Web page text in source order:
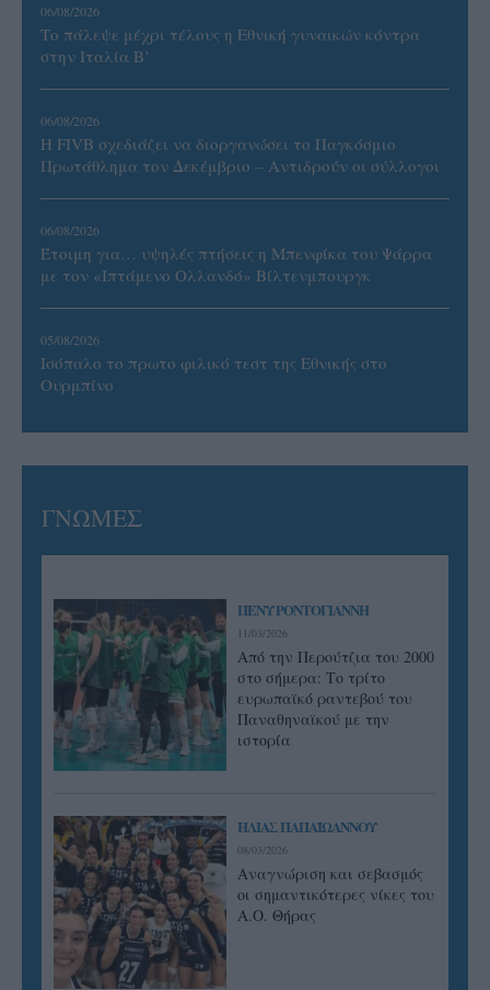
06/08/2026
Το πάλεψε μέχρι τέλους η Εθνική γυναικών κόντρα
στην Ιταλία Β’
06/08/2026
Η FIVB σχεδιάζει να διοργανώσει το Παγκόσμιο
Πρωτάθλημα τον Δεκέμβριο – Αντιδρούν οι σύλλογοι
06/08/2026
Έτοιμη για… υψηλές πτήσεις η Μπενφίκα του Ψάρρα
με τον «Ιπτάμενο Ολλανδό» Βίλτενμπουργκ
05/08/2026
Ισόπαλο το πρωτο φιλικό τεστ της Εθνικής στο
Ουρμπίνο
ΓΝΩΜΕΣ
ΠΕΝΥ ΡΟΝΤΟΓΙΑΝΝΗ
11/03/2026
Από την Περούτζια του 2000
στο σήμερα: Tο τρίτο
ευρωπαϊκό ραντεβού του
Παναθηναϊκού με την
ιστορία
ΗΛΙΑΣ ΠΑΠΑΪΩΑΝΝΟΥ
08/03/2026
Αναγνώριση και σεβασμός
οι σημαντικότερες νίκες του
Α.Ο. Θήρας